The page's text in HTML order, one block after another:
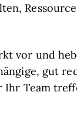
vor und
gut
Team